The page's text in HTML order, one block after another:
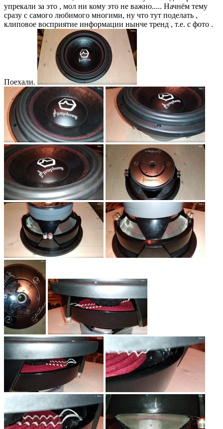
упрекали за это , мол ни кому это не важно..... Начнём тему
сразу с самого любимого многими, ну что тут поделать ,
клиповое восприятие информации нынче тренд , т.е. с фото .
Поехали.